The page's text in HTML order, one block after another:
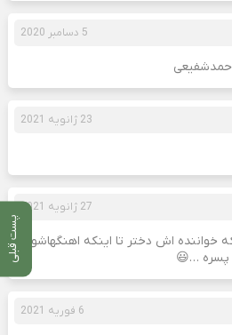
پست قبلی
5 دسامبر 2020
23 ژانویه 2021
27 ژانویه 2021
خواننده اش دختر تا اینکه اهنگهاشو
پسره …😃
6 فوریه 2021